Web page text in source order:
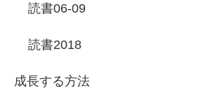
読書06-09
読書2018
成長する方法